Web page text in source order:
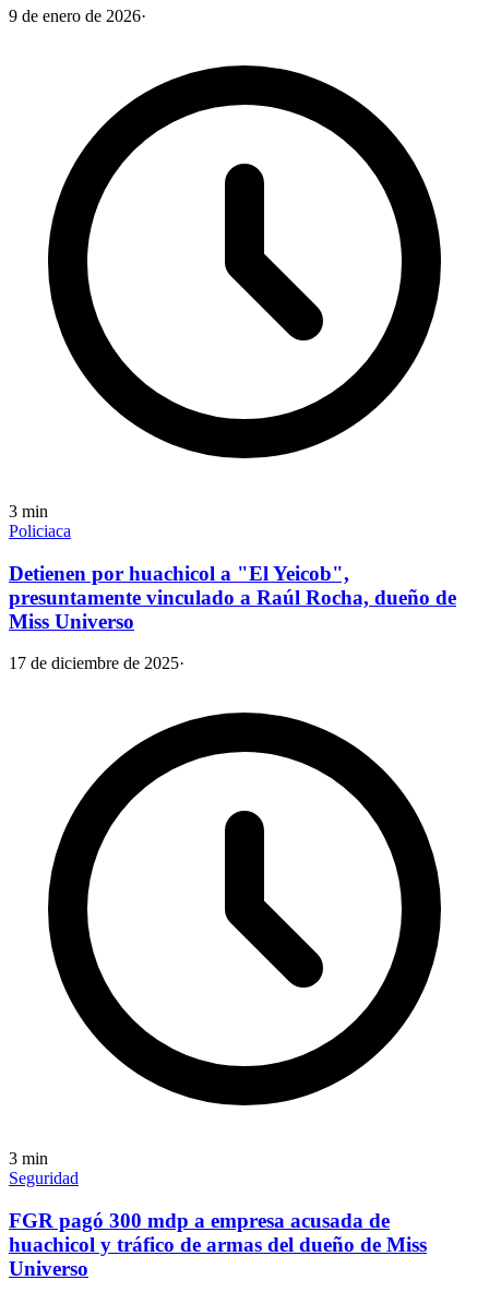
9 de enero de 2026·
3 min
Policiaca
Detienen por huachicol a "El Yeicob",
presuntamente vinculado a Raúl Rocha, dueño de
Miss Universo
17 de diciembre de 2025·
3 min
Seguridad
FGR pagó 300 mdp a empresa acusada de
huachicol y tráfico de armas del dueño de Miss
Universo